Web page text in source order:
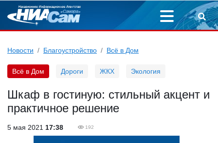
Новости Благоустройство Всё в Дом
Всё в Дом Дороги ЖКХ Экология
Шкаф в гостиную: стильный акцент и
практичное решение
5 мая 2021 17:38 192